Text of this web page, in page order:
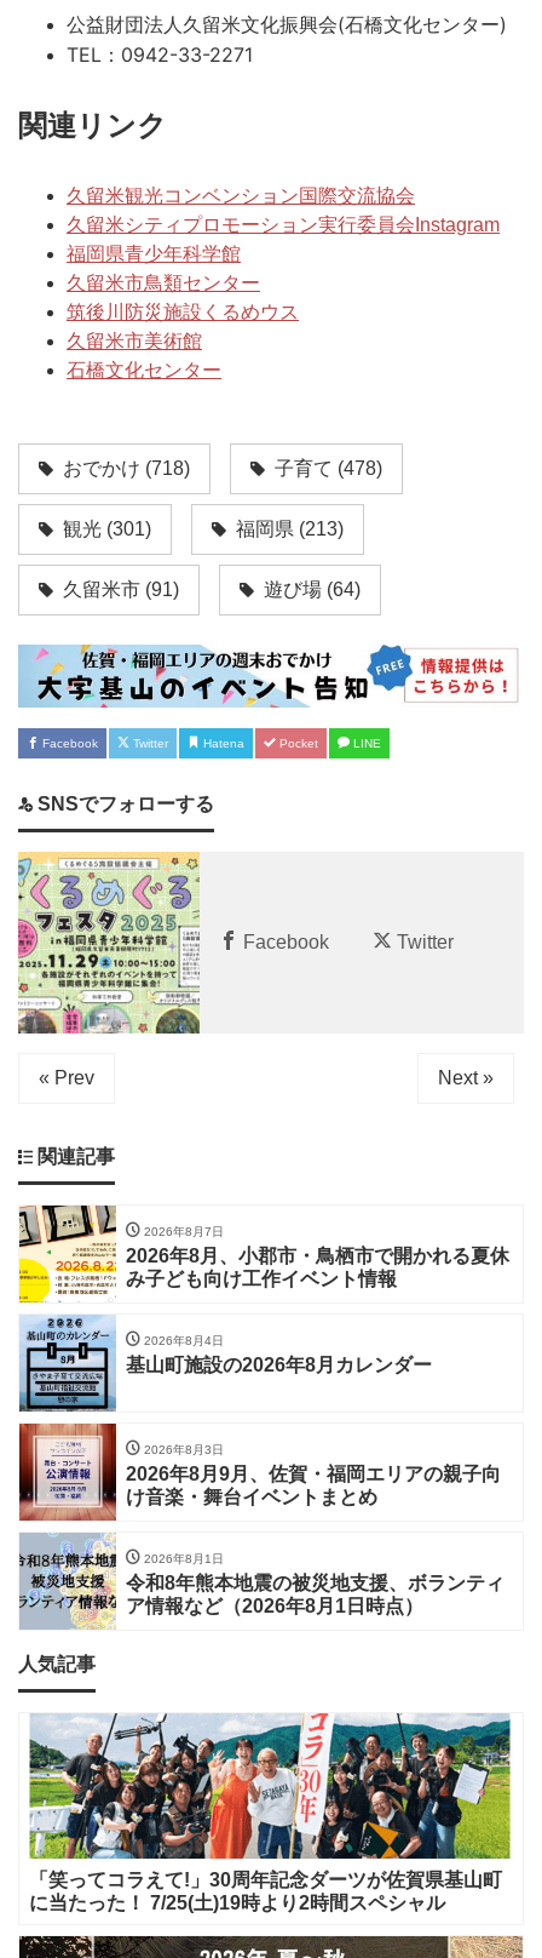
公益財団法人久留米文化振興会(石橋文化センター)
TEL：0942-33-2271
関連リンク
久留米観光コンベンション国際交流協会
久留米シティプロモーション実行委員会Instagram
福岡県青少年科学館
久留米市鳥類センター
筑後川防災施設くるめウス
久留米市美術館
石橋文化センター
おでかけ (718) 子育て (478)
観光 (301) 福岡県 (213)
久留米市 (91) 遊び場 (64)
Facebook Twitter Hatena Pocket LINE
SNSでフォローする
Facebook Twitter
« Prev Next »
関連記事
2026年8月7日
2026年8月、小郡市・鳥栖市で開かれる夏休
み子ども向け工作イベント情報
2026年8月4日
基山町施設の2026年8月カレンダー
2026年8月3日
2026年8月9月、佐賀・福岡エリアの親子向
け音楽・舞台イベントまとめ
2026年8月1日
令和8年熊本地震の被災地支援、ボランティ
ア情報など（2026年8月1日時点）
人気記事
「笑ってコラえて!」30周年記念ダーツが佐賀県基山町
に当たった！ 7/25(土)19時より2時間スペシャル